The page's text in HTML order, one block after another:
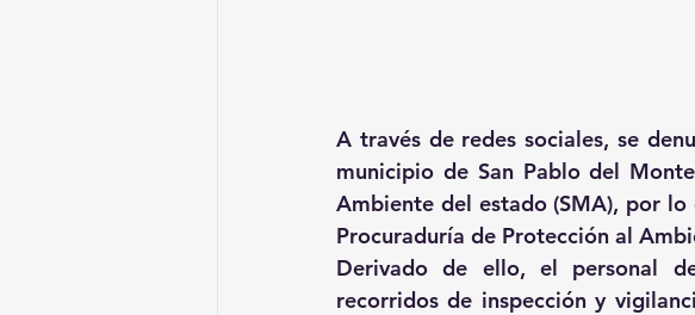
A través de redes sociales, se
municipio de San Pablo del
Ambiente del estado (SMA), por
Procuraduría de Protección al
Derivado de ello, el personal
recorridos de inspección y